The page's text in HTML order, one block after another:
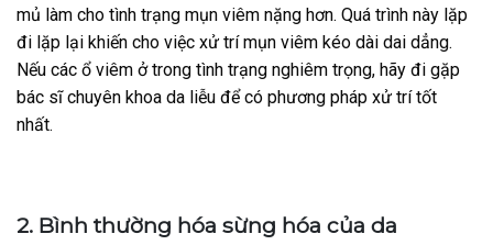
mủ làm cho tình trạng mụn viêm nặng hơn. Quá trình này lặp
đi lặp lại khiến cho việc xử trí mụn viêm kéo dài dai dẳng.
Nếu các ổ viêm ở trong tình trạng nghiêm trọng, hãy đi gặp
bác sĩ chuyên khoa da liễu để có phương pháp xử trí tốt
nhất.
2. Bình thường hóa sừng hóa của da